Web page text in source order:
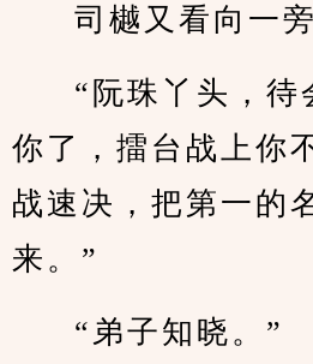
司樾又看向一
“阮珠丫头，待
你了，擂台战上你
战速决，把第一的
来。”
“弟子知晓。”